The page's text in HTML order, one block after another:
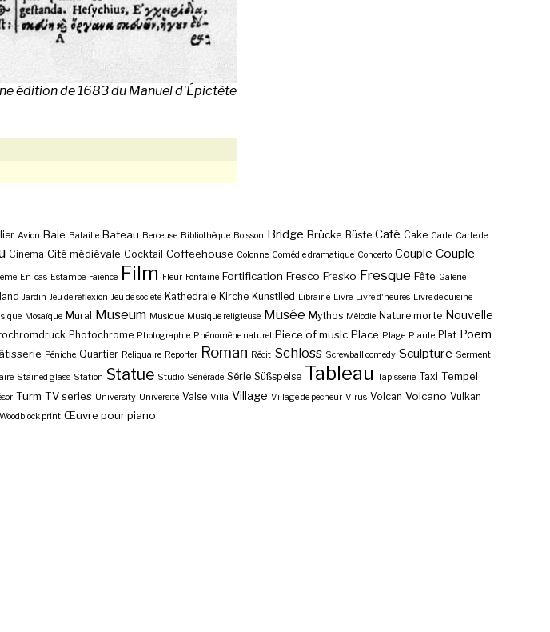
édition de 1683 du Manuel d'Épictète
Avion Baie Bataille Bateau Berceuse Bibliothèque Boisson Bridge Brücke Büste Café Cake Carte Carte de
Cinema Cité médiévale Cocktail Coffeehouse Colonne Comédie dramatique Concerto Couple Couple
En-cas Estampe Faïence Film Fleur Fontaine Fortification Fresco Fresko Fresque Fête Galerie
Jardin Jeu de réflexion Jeu de société Kathedrale Kirche Kunstlied Librairie Livre Livre d'heures Livre de cuisine
Mosaïque Mural Museum Musique Musique religieuse Musée Mythos Mélodie Nature morte Nouvelle
Photochrome Photographie Phénomène naturel Piece of music Place Plage Plante Plat Poem
Péniche Quartier Reliquaire Reporter Roman Récit Schloss Screwball oomedy Sculpture Serment
Stained glass Station Statue Studio Sénérade Série Süßspeise Tableau Tapisserie Taxi Tempel
Turm TV series University Université Valse Villa Village Village de pêcheur Virus Volcan Volcano Vulkan
Woodblock print Œuvre pour piano